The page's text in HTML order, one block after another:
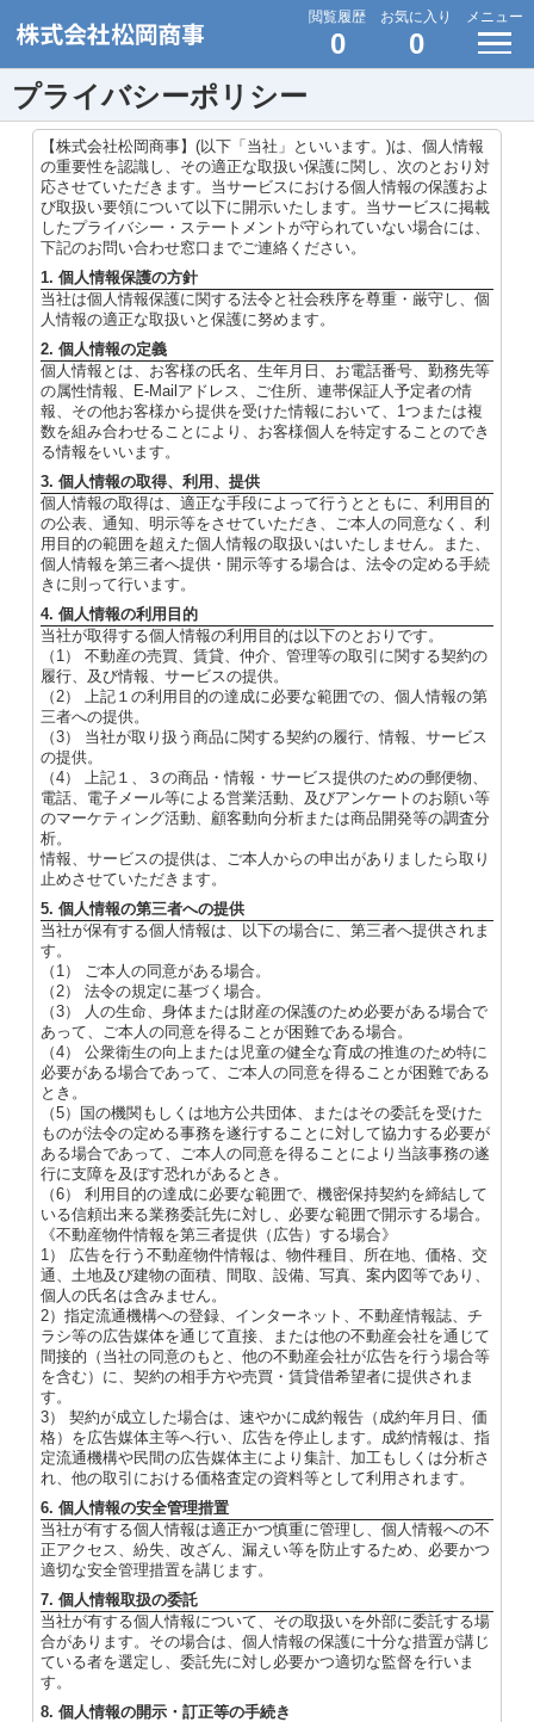
閲覧履歴
0
お気に入り
0
メニュー
プライバシーポリシー
【株式会社松岡商事】(以下「当社」といいます。)は、個人情報
の重要性を認識し、その適正な取扱い保護に関し、次のとおり対
応させていただきます。当サービスにおける個人情報の保護およ
び取扱い要領について以下に開示いたします。当サービスに掲載
したプライバシー・ステートメントが守られていない場合には、
下記のお問い合わせ窓口までご連絡ください。
1. 個人情報保護の方針
当社は個人情報保護に関する法令と社会秩序を尊重・厳守し、個
人情報の適正な取扱いと保護に努めます。
2. 個人情報の定義
個人情報とは、お客様の氏名、生年月日、お電話番号、勤務先等
の属性情報、E-Mailアドレス、ご住所、連帯保証人予定者の情
報、その他お客様から提供を受けた情報において、1つまたは複
数を組み合わせることにより、お客様個人を特定することのでき
る情報をいいます。
3. 個人情報の取得、利用、提供
個人情報の取得は、適正な手段によって行うとともに、利用目的
の公表、通知、明示等をさせていただき、ご本人の同意なく、利
用目的の範囲を超えた個人情報の取扱いはいたしません。また、
個人情報を第三者へ提供・開示等する場合は、法令の定める手続
きに則って行います。
4. 個人情報の利用目的
当社が取得する個人情報の利用目的は以下のとおりです。
（1） 不動産の売買、賃貸、仲介、管理等の取引に関する契約の
履行、及び情報、サービスの提供。
（2） 上記１の利用目的の達成に必要な範囲での、個人情報の第
三者への提供。
（3） 当社が取り扱う商品に関する契約の履行、情報、サービス
の提供。
（4） 上記１、３の商品・情報・サービス提供のための郵便物、
電話、電子メール等による営業活動、及びアンケートのお願い等
のマーケティング活動、顧客動向分析または商品開発等の調査分
析。
情報、サービスの提供は、ご本人からの申出がありましたら取り
止めさせていただきます。
5. 個人情報の第三者への提供
当社が保有する個人情報は、以下の場合に、第三者へ提供されま
す。
（1） ご本人の同意がある場合。
（2） 法令の規定に基づく場合。
（3） 人の生命、身体または財産の保護のため必要がある場合で
あって、ご本人の同意を得ることが困難である場合。
（4） 公衆衛生の向上または児童の健全な育成の推進のため特に
必要がある場合であって、ご本人の同意を得ることが困難である
とき。
（5）国の機関もしくは地方公共団体、またはその委託を受けた
ものが法令の定める事務を遂行することに対して協力する必要が
ある場合であって、ご本人の同意を得ることにより当該事務の遂
行に支障を及ぼす恐れがあるとき。
（6） 利用目的の達成に必要な範囲で、機密保持契約を締結して
いる信頼出来る業務委託先に対し、必要な範囲で開示する場合。
《不動産物件情報を第三者提供（広告）する場合》
1） 広告を行う不動産物件情報は、物件種目、所在地、価格、交
通、土地及び建物の面積、間取、設備、写真、案内図等であり、
個人の氏名は含みません。
2）指定流通機構への登録、インターネット、不動産情報誌、チ
ラシ等の広告媒体を通じて直接、または他の不動産会社を通じて
間接的（当社の同意のもと、他の不動産会社が広告を行う場合等
を含む）に、契約の相手方や売買・賃貸借希望者に提供されま
す。
3） 契約が成立した場合は、速やかに成約報告（成約年月日、価
格）を広告媒体主等へ行い、広告を停止します。成約情報は、指
定流通機構や民間の広告媒体主により集計、加工もしくは分析さ
れ、他の取引における価格査定の資料等として利用されます。
6. 個人情報の安全管理措置
当社が有する個人情報は適正かつ慎重に管理し、個人情報への不
正アクセス、紛失、改ざん、漏えい等を防止するため、必要かつ
適切な安全管理措置を講じます。
7. 個人情報取扱の委託
当社が有する個人情報について、その取扱いを外部に委託する場
合があります。その場合は、個人情報の保護に十分な措置が講じ
ている者を選定し、委託先に対し必要かつ適切な監督を行いま
す。
8. 個人情報の開示・訂正等の手続き